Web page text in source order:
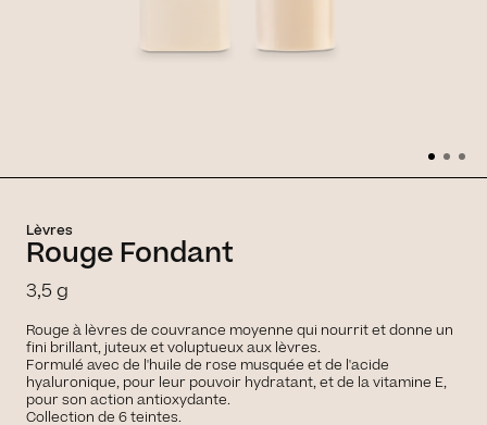
Lèvres
Rouge Fondant
3,5 g
Rouge à lèvres de couvrance moyenne qui nourrit et donne un
fini brillant, juteux et voluptueux aux lèvres.
Formulé avec de l'huile de rose musquée et de l'acide
hyaluronique, pour leur pouvoir hydratant, et de la vitamine E,
pour son action antioxydante.
Collection de 6 teintes.